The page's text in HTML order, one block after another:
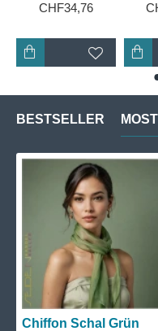
CHF34,76
BESTSELLER
Chiffon Schal Grün